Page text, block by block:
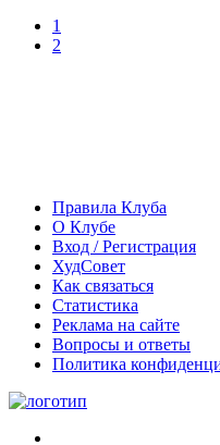
1
2
Правила Клуба
О Клубе
Вход / Регистрация
ХудСовет
Как связаться
Статистика
Реклама на сайте
Вопросы и ответы
Политика